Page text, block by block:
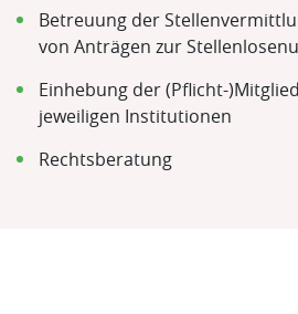
Betreuung der
von Anträgen zur
Einhebung der (Pflicht-
jeweiligen Institutionen
Rechtsberatung